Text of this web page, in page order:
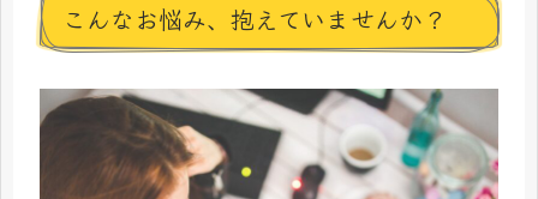
こんなお悩み、抱えていませんか？